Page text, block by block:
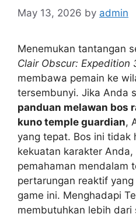
May 13, 2026 by admin
Menemukan tantangan
Clair Obscur: Expedition
membawa pemain ke
tersembunyi. Jika Anda
panduan melawan bos
kuno temple guardian,
yang tepat. Bos ini tidak
kekuatan karakter
pemahaman mendalam
pertarungan reaktif
game ini. Menghadapi
membutuhkan lebih dari